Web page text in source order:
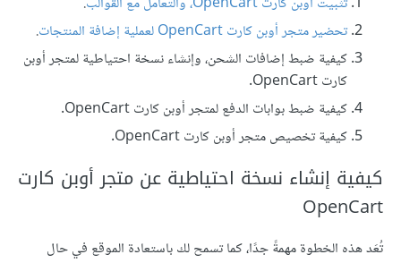
تحضير متجر أوبن كارت OpenCart لعملية إضافة المنتجات
.
كيفية ضبط إضافات الشحن، وإنشاء نسخة احتياطية لمتجر أوبن
كارت OpenCart.
كيفية ضبط بوابات الدفع لمتجر أوبن كارت OpenCart.
كيفية تخصيص متجر أوبن كارت OpenCart.
كيفية إنشاء نسخة احتياطية عن متجر أوبن كارت
OpenCart
تُعَد هذه الخطوة مهمةً جدًا، كما تسمح لك باستعادة الموقع في حال